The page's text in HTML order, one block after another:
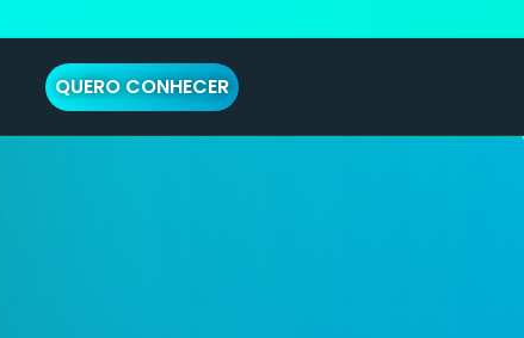
QUERO CONHECER